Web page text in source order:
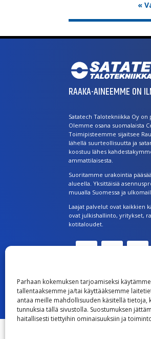
Parhaan kokemuksen tarjoamiseksi
tallentaaksemme ja/tai käyttääksemme
antaa meille mahdollisuuden käsitellä tietoja,
tunnuksia tällä sivustolla. Suostumuksen
haitallisesti tiettyihin ominaisuuksiin ja
«
RAAKA-AINEEMME ON
Satatech Talotekniikka Oy on
Olemme osana suomalaista
Toimipisteemme sijaitsee
lähellä suurteollisuutta ja
koostuu lähes
ammattilaisesta.
Suoritamme urakointia
alueella. Yksittäisiä
muualla Suomessa ja
Laajat palvelut ovat kaikkien
ovat julkishallinto, yritykset,
kotitaloudet.